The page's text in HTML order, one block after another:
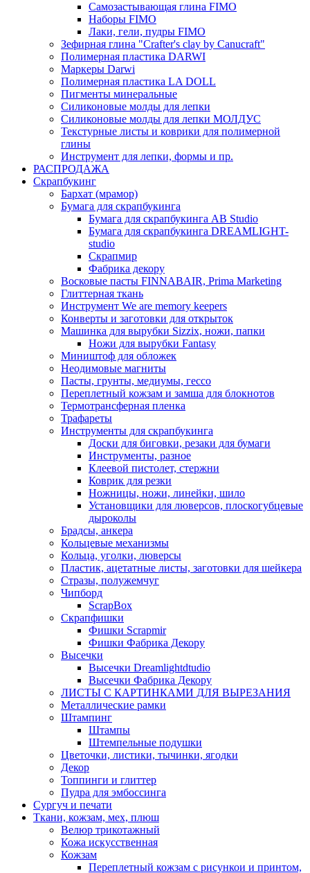
Самозастывающая глина FIMO
Наборы FIMO
Лаки, гели, пудры FIMO
Зефирная глина "Crafter's clay by Canucraft"
Полимерная пластика DARWI
Маркеры Darwi
Полимерная пластика LA DOLL
Пигменты минеральные
Силиконовые молды для лепки
Силиконовые молды для лепки МОЛДУС
Текстурные листы и коврики для полимерной
глины
Инструмент для лепки, формы и пр.
РАСПРОДАЖА
Скрапбукинг
Бархат (мрамор)
Бумага для скрапбукинга
Бумага для скрапбукинга AB Studio
Бумага для скрапбукинга DREAMLIGHT-
studio
Скрапмир
Фабрика декору
Восковые пасты FINNABAIR, Prima Marketing
Глиттерная ткань
Инструмент We are memory keepers
Конверты и заготовки для открыток
Машинка для вырубки Sizzix, ножи, папки
Ножи для вырубки Fantasy
Миништоф для обложек
Неодимовые магниты
Пасты, грунты, медиумы, гессо
Переплетный кожзам и замша для блокнотов
Термотрансферная пленка
Трафареты
Инструменты для скрапбукинга
Доски для биговки, резаки для бумаги
Инструменты, разное
Клеевой пистолет, стержни
Коврик для резки
Ножницы, ножи, линейки, шило
Установщики для люверсов, плоскогубцевые
дыроколы
Брадсы, анкера
Кольцевые механизмы
Кольца, уголки, люверсы
Пластик, ацетатные листы, заготовки для шейкера
Стразы, полужемчуг
Чипборд
ScrapBox
Скрапфишки
Фишки Scrapmir
Фишки Фабрика Декору
Высечки
Высечки Dreamlightdtudio
Высечки Фабрика Декору
ЛИСТЫ С КАРТИНКАМИ ДЛЯ ВЫРЕЗАНИЯ
Металлические рамки
Штампинг
Штампы
Штемпельные подушки
Цветочки, листики, тычинки, ягодки
Декор
Топпинги и глиттер
Пудра для эмбоссинга
Сургуч и печати
Ткани, кожзам, мех, плюш
Велюр трикотажный
Кожа искусственная
Кожзам
Переплетный кожзам с рисункои и принтом,